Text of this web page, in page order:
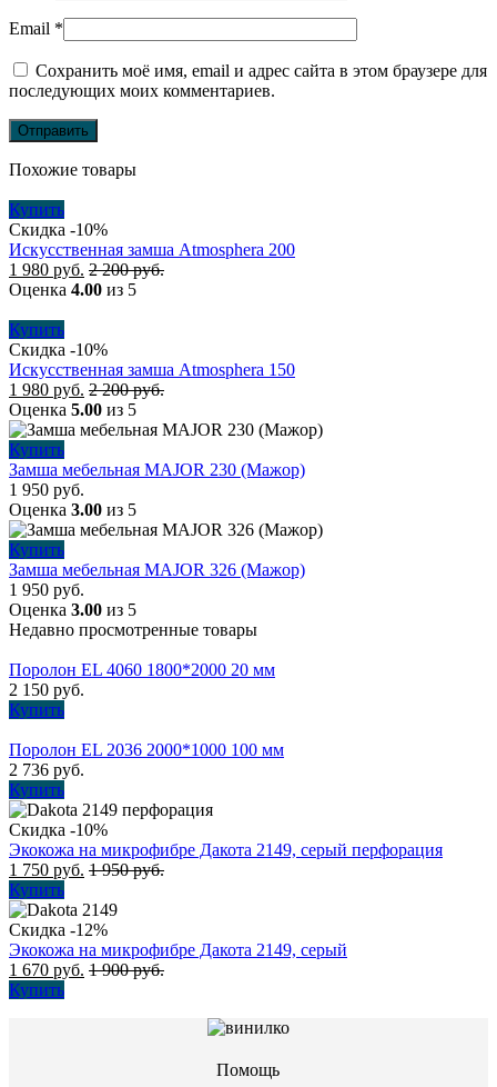
Email *
Сохранить моё имя, email и адрес сайта в этом браузере для
последующих моих комментариев.
Похожие товары
Купить
Скидка -10%
Искусственная замша Atmosphera 200
1 980 руб. 2 200руб.
Оценка 4.00 из 5
Купить
Скидка -10%
Искусственная замша Atmosphera 150
1 980 руб. 2 200руб.
Оценка 5.00 из 5
Купить
Замша мебельная MAJOR 230 (Мажор)
1 950 руб.
Оценка 3.00 из 5
Купить
Замша мебельная MAJOR 326 (Мажор)
1 950 руб.
Оценка 3.00 из 5
Недавно просмотренные товары
Поролон EL 4060 1800*2000 20 мм
2 150 руб.
Купить
Поролон EL 2036 2000*1000 100 мм
2 736 руб.
Купить
Скидка -10%
Экокожа на микрофибре Дакота 2149, серый перфорация
1 750 руб. 1 950руб.
Купить
Скидка -12%
Экокожа на микрофибре Дакота 2149, серый
1 670 руб. 1 900руб.
Купить
Помощь